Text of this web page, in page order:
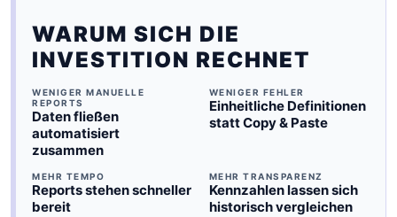
WARUM SICH DIE
INVESTITION RECHNET
WENIGER MANUELLE
REPORTS
Daten fließen
automatisiert
zusammen
WENIGER FEHLER
Einheitliche Definitionen
statt Copy & Paste
MEHR TEMPO
Reports stehen schneller
bereit
MEHR TRANSPARENZ
Kennzahlen lassen sich
historisch vergleichen